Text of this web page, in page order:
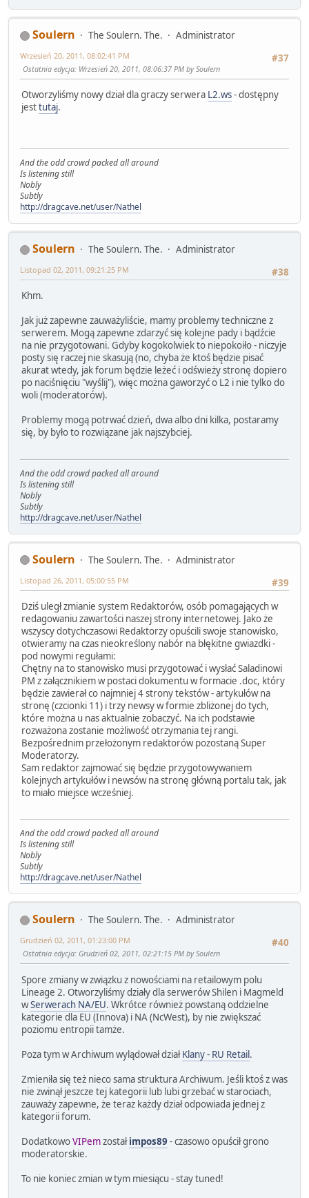
Soulern The Soulern. The.
Administrator
#37
Wrzesień 20, 2011, 08:02:41 PM
Ostatnia edycja: Wrzesień 20, 2011, 08:06:37 PM by Soulern
Otworzyliśmy nowy dział dla graczy serwera L2.ws- dostępny
jesttutaj.
And the odd crowd packed all around
Is listening still
Nobly
Subtly
http://dragcave.net/user/Nathel
Soulern The Soulern. The.
Administrator
#38
Listopad 02, 2011, 09:21:25 PM
Khm.
Jak już zapewne zauważyliście, mamy problemy techniczne z
serwerem. Mogą zapewne zdarzyć się kolejne pady i bądźcie
na nie przygotowani. Gdyby kogokolwiek to niepokoiło - niczyje
posty się raczej nie skasują (no, chyba że ktoś będzie pisać
akurat wtedy, jak forum będzie leżeć i odświeży stronę dopiero
po naciśnięciu "wyślij"), więc można gaworzyć o L2 i nie tylko do
woli (moderatorów).
Problemy mogą potrwać dzień, dwa albo dni kilka, postaramy
się, by było to rozwiązane jak najszybciej.
And the odd crowd packed all around
Is listening still
Nobly
Subtly
http://dragcave.net/user/Nathel
Soulern The Soulern. The.
Administrator
#39
Listopad 26, 2011, 05:00:55 PM
Dziś uległ zmianie system Redaktorów, osób pomagających w
redagowaniu zawartości naszej strony internetowej. Jako że
wszyscy dotychczasowi Redaktorzy opuścili swoje stanowisko,
otwieramy na czas nieokreślony nabór na błękitne gwiazdki -
pod nowymi regułami:
Chętny na to stanowisko musi przygotować i wysłać Saladinowi
PM z załącznikiem w postaci dokumentu w formacie .doc, który
będzie zawierał co najmniej 4 strony tekstów - artykułów na
stronę (czcionki 11) i trzy newsy w formie zbliżonej do tych,
które można u nas aktualnie zobaczyć. Na ich podstawie
rozważona zostanie możliwość otrzymania tej rangi.
Bezpośrednim przełożonym redaktorów pozostaną Super
Moderatorzy.
Sam redaktor zajmować się będzie przygotowywaniem
kolejnych artykułów i newsów na stronę główną portalu tak, jak
to miało miejsce wcześniej.
And the odd crowd packed all around
Is listening still
Nobly
Subtly
http://dragcave.net/user/Nathel
Soulern The Soulern. The.
Administrator
#40
Grudzień 02, 2011, 01:23:00 PM
Ostatnia edycja: Grudzień 02, 2011, 02:21:15 PM by Soulern
Spore zmiany w związku z nowościami na retailowym polu
Lineage 2. Otworzyliśmy działy dla serwerów Shilen i Magmeld
wSerwerach NA/EU. Wkrótce również powstaną oddzielne
kategorie dla EU (Innova) i NA (NcWest), by nie zwiększać
poziomu entropii tamże.
Poza tym w Archiwum wylądował działKlany - RU Retail.
Zmieniła się też nieco sama struktura Archiwum. Jeśli ktoś z was
nie zwinął jeszcze tej kategorii lub lubi grzebać w starociach,
zauważy zapewne, że teraz każdy dział odpowiada jednej z
kategorii forum.
DodatkowoVIPemzostałimpos89 - czasowo opuścił grono
moderatorskie.
To nie koniec zmian w tym miesiącu - stay tuned!